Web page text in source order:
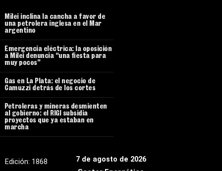
7 de agosto de 2026
Edición: 1868
Milei inclina la cancha a favor de
una petrolera inglesa en el Mar
argentino
Emergencia eléctrica: la oposición
a Milei denuncia “una fiesta para
muy pocos”
Gas en La Plata: el negocio de
Camuzzi detrás de los cortes
Petroleras y mineras desmienten
al gobierno: el RIGI subsidia
proyectos que ya estaban en
marcha